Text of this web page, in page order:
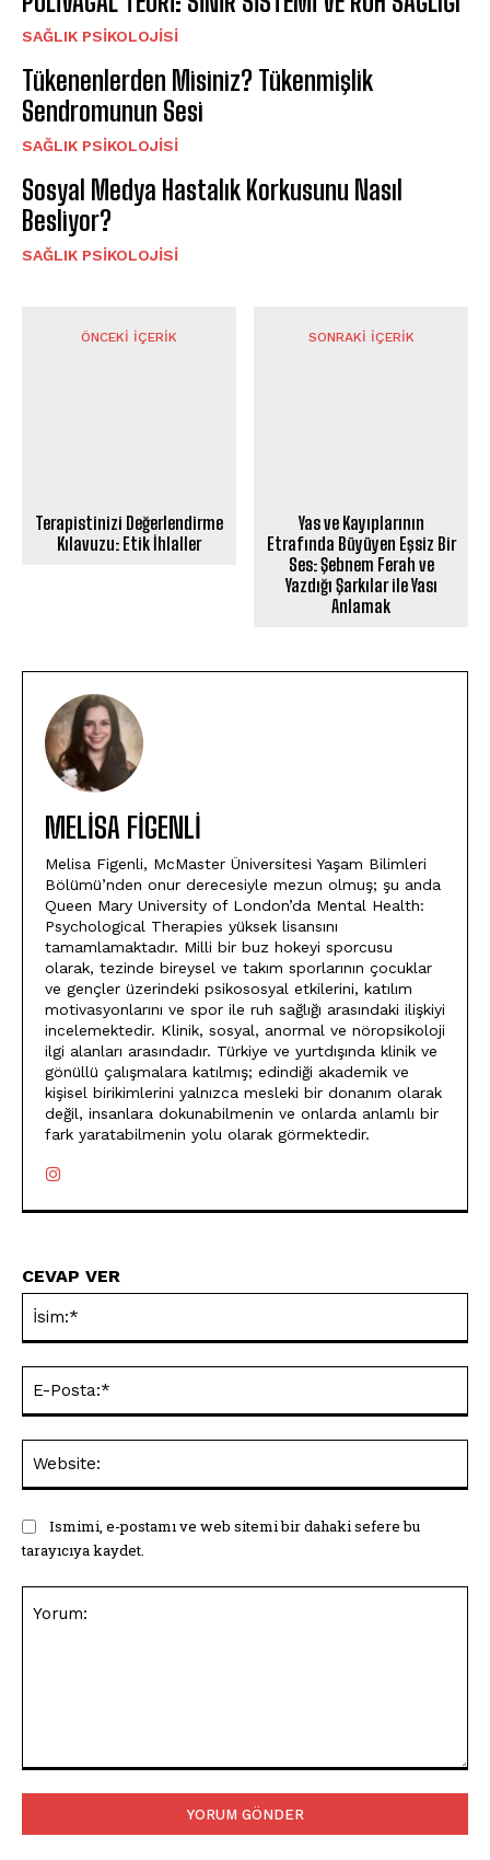
SAĞLIK PSIKOLOJISI
​Tükenenlerden Misiniz? Tükenmişlik
Sendromunun Sesi
SAĞLIK PSIKOLOJISI
Sosyal Medya Hastalık Korkusunu Nasıl
Besliyor?
SAĞLIK PSIKOLOJISI
ÖNCEKI İÇERIK
Terapistinizi Değerlendirme
Kılavuzu: Etik İhlaller
SONRAKI İÇERIK
Yas ve Kayıplarının
Etrafında Büyüyen Eşsiz Bir
Ses: Şebnem Ferah ve
Yazdığı Şarkılar ile Yası
Anlamak
MELISA FIGENLI
Melisa Figenli, McMaster Üniversitesi Yaşam Bilimleri
Bölümü’nden onur derecesiyle mezun olmuş; şu anda
Queen Mary University of London’da Mental Health:
Psychological Therapies yüksek lisansını
tamamlamaktadır. Milli bir buz hokeyi sporcusu
olarak, tezinde bireysel ve takım sporlarının çocuklar
ve gençler üzerindeki psikososyal etkilerini, katılım
motivasyonlarını ve spor ile ruh sağlığı arasındaki ilişkiyi
incelemektedir. Klinik, sosyal, anormal ve nöropsikoloji
ilgi alanları arasındadır. Türkiye ve yurtdışında klinik ve
gönüllü çalışmalara katılmış; edindiği akademik ve
kişisel birikimlerini yalnızca mesleki bir donanım olarak
değil, insanlara dokunabilmenin ve onlarda anlamlı bir
fark yaratabilmenin yolu olarak görmektedir.
CEVAP VER
Ismimi, e-postamı ve web sitemi bir dahaki sefere bu
tarayıcıya kaydet.